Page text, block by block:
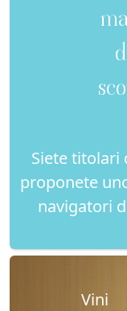
Siete titolari
proponete
navigatori
Vini